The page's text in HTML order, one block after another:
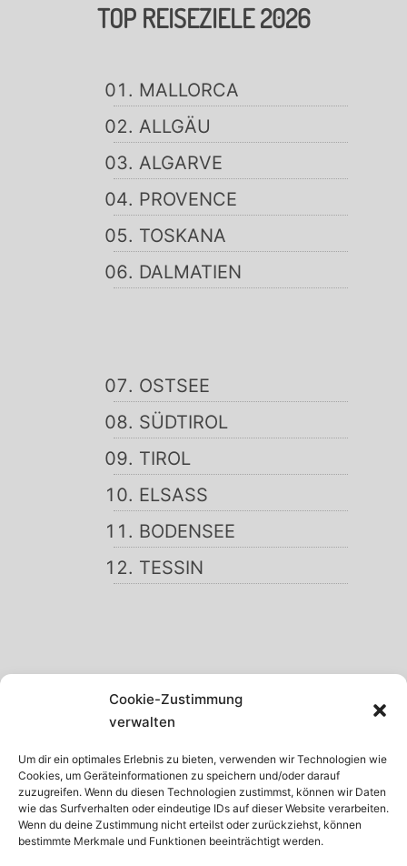
Cookie-Zustimmung
verwalten
Um dir ein optimales Erlebnis zu bieten, verwenden wir Technologien wie
Cookies, um Geräteinformationen zu speichern und/oder darauf
zuzugreifen. Wenn du diesen Technologien zustimmst, können wir Daten
wie das Surfverhalten oder eindeutige IDs auf dieser Website verarbeiten.
Wenn du deine Zustimmung nicht erteilst oder zurückziehst, können
bestimmte Merkmale und Funktionen beeinträchtigt werden.
TOP REISEZIELE 2026
MALLORCA
ALLGÄU
ALGARVE
PROVENCE
TOSKANA
DALMATIEN
OSTSEE
SÜDTIROL
TIROL
ELSASS
BODENSEE
TESSIN
SCHWARZWALD
GARDASEE
MADEIRA
TENERIFFA
KRETA